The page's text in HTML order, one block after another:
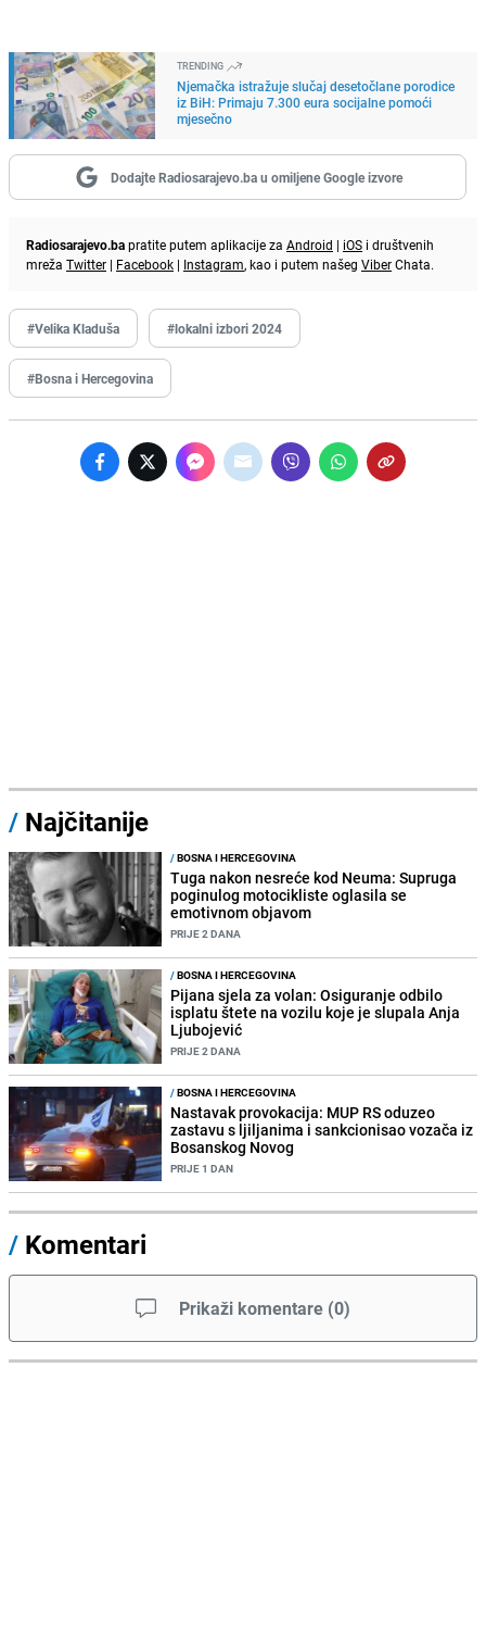
TRENDING
Njemačka istražuje slučaj desetočlane porodice
iz BiH: Primaju 7.300 eura socijalne pomoći
mjesečno
Dodajte Radiosarajevo.ba u omiljene Google izvore
Radiosarajevo.bapratite putem aplikacije za Android | iOS i društvenih
mreža Twitter | Facebook | Instagram, kao i putem našeg ViberChata.
#Velika Kladuša #lokalni izbori 2024
#Bosna i Hercegovina
/ Najčitanije
/BOSNA I HERCEGOVINA
Tuga nakon nesreće kod Neuma: Supruga
poginulog motocikliste oglasila se
emotivnom objavom
PRIJE 2 DANA
/BOSNA I HERCEGOVINA
Pijana sjela za volan: Osiguranje odbilo
isplatu štete na vozilu koje je slupala Anja
Ljubojević
PRIJE 2 DANA
/BOSNA I HERCEGOVINA
Nastavak provokacija: MUP RS oduzeo
zastavu s ljiljanima i sankcionisao vozača iz
Bosanskog Novog
PRIJE 1 DAN
/ Komentari
Prikaži komentare (0)